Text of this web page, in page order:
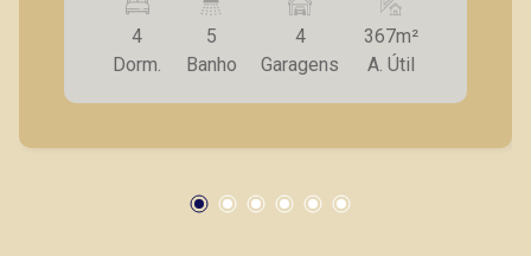
Sala para 2 ambientes; - Sala íntima; - Cozinha; -
Lavanderia; - Laje técnica; - Varanda gourmet; -
Elevador privativo; - 4 vagas de garagem.
previsão de entrega é Junho de 2026 Também
Botânico, Jardim Canadá, casas e apartamentos
de pontos comerciais localizados na Zona Sul.
4
Dorm.
5
Banho
4
Garagens
367m²
A. Útil